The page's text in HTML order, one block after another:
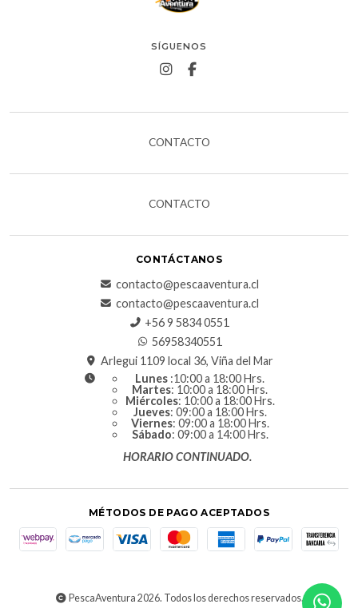
SÍGUENOS
CONTACTO
CONTACTO
CONTÁCTANOS
contacto@pescaaventura.cl
contacto@pescaaventura.cl
+56 9 5834 0551
56958340551
Arlegui 1109 local 36, Viña del Mar
Lunes :10:00 a 18:00 Hrs.
Martes: 10:00 a 18:00 Hrs.
Miércoles: 10:00 a 18:00 Hrs.
Jueves: 09:00 a 18:00 Hrs.
Viernes: 09:00 a 18:00 Hrs.
Sábado: 09:00 a 14:00 Hrs.
HORARIO CONTINUADO.
MÉTODOS DE PAGO ACEPTADOS
PescaAventura 2026. Todos los derechos reservados.